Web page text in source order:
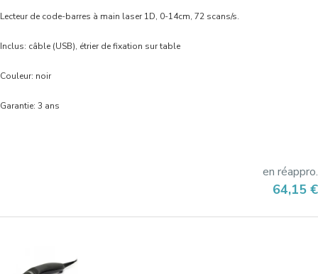
Lecteur de code-barres à main laser 1D, 0-14cm, 72 scans/s.
Inclus: câble (USB), étrier de fixation sur table
Couleur: noir
Garantie: 3 ans
en réappro.
Prix
64,15 €